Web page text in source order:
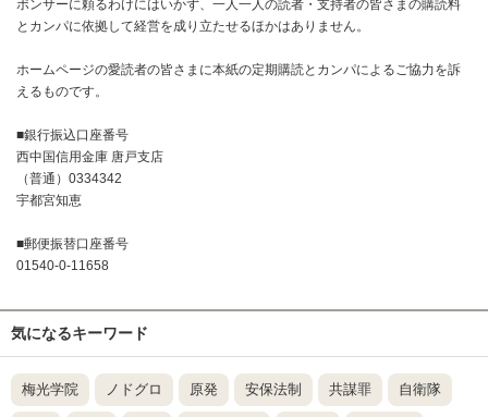
ポンサーに頼るわけにはいかず、一人一人の読者・支持者の皆さまの購読料
とカンパに依拠して経営を成り立たせるほかはありません。
ホームページの愛読者の皆さまに本紙の定期購読とカンパによるご協力を訴
えるものです。
■銀行振込口座番号
西中国信用金庫 唐戸支店
（普通）0334342
宇都宮知恵
■郵便振替口座番号
01540-0-11658
気になるキーワード
梅光学院 ノドグロ 原発 安保法制 共謀罪 自衛隊